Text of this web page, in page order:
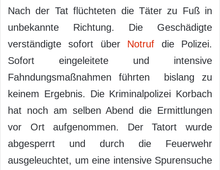
Nach der Tat flüchteten die Täter zu Fuß in
unbekannte Richtung. Die Geschädigte
verständigte sofort über Notruf die Polizei.
Sofort eingeleitete und intensive
Fahndungsmaßnahmen führten bislang zu
keinem Ergebnis. Die Kriminalpolizei Korbach
hat noch am selben Abend die Ermittlungen
vor Ort aufgenommen. Der Tatort wurde
abgesperrt und durch die Feuerwehr
ausgeleuchtet, um eine intensive Spurensuche